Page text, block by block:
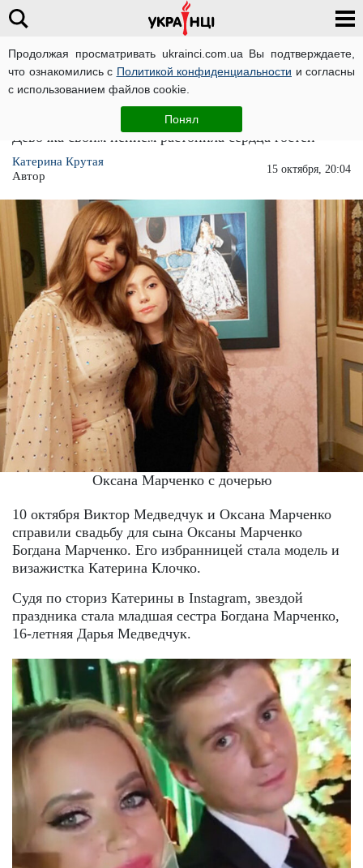
Продолжая просматривать ukrainci.com.ua Вы подтверждаете,
что ознакомились с Политикой конфиденциальности и согласны
с использованием файлов cookie.
Понял
Дочка Медведчука покорила сердца людей
Девочка своим пением растопила сердца гостей
Катерина Крутая
Автор
15 октября, 20:04
Оксана Марченко с дочерью
10 октября Виктор Медведчук и Оксана Марченко
справили свадьбу для сына Оксаны Марченко
Богдана Марченко. Его избранницей стала модель и
визажистка Катерина Клочко.
Судя по сториз Катерины в Instagram, звездой
праздника стала младшая сестра Богдана Марченко,
16-летняя Дарья Медведчук.